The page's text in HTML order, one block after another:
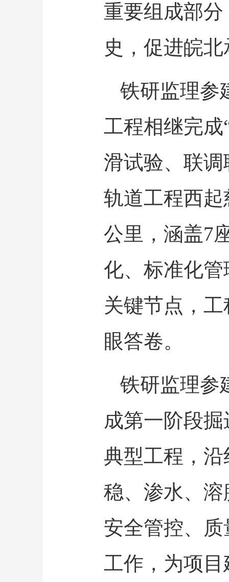
重要组成部
史，促进皖
铁研监理参
工程相继完成
滑试验、联
轨道工程西
公里，涵盖7
化、标准化
关键节点，
眼答卷。
铁研监理参
成第一阶段
典型工程，
稳、渗水、
安全管控、
工作，为项